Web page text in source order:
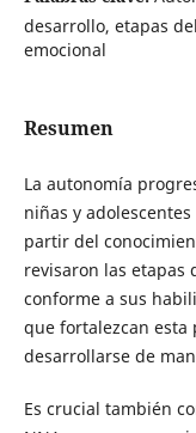
desarrollo, etapas
emocional
Resumen
La autonomía
niñas y
partir del
revisaron las etapas
conforme a sus
que fortalezcan esta
desarrollarse de
Es crucial también